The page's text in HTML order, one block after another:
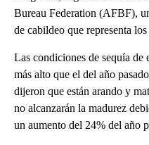
Bureau Federation (AFBF),
de cabildeo que representa
Las condiciones de sequía de
más alto que el del año
dijeron que están arando y
no alcanzarán la madurez
un aumento del 24% del año